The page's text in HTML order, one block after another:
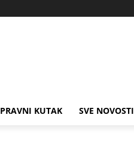
PRAVNI KUTAK SVE NOVOSTI